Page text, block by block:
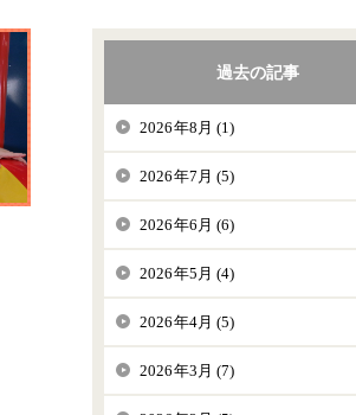
過去の記事
2026年8月 (1)
2026年7月 (5)
2026年6月 (6)
2026年5月 (4)
2026年4月 (5)
2026年3月 (7)